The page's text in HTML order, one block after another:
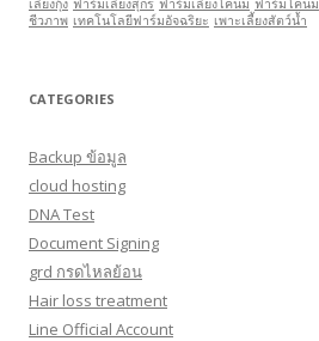
เลี้ยงกุ้ง ฟาร์มเลี้ยงสุกร ฟาร์มเลี้ยงโคนม ฟาร์มโคนม
ชีวภาพ เทคโนโลยีฟาร์มอัจฉริยะ เพาะเลี้ยงสัตว์นํ้า
CATEGORIES
Backup ข้อมูล
cloud hosting
DNA Test
Document Signing
grd กรดไหลย้อน
Hair loss treatment
Line Official Account